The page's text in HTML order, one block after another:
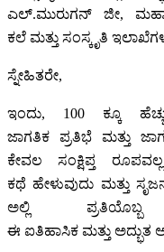
ಎಲ್.ಮುರುಗನ್ ಜೀ,
ಕಲೆ ಮತ್ತು ಸಂಸ್ಕೃತಿ
ಸ್ನೇಹಿತರೇ,
ಇಂದು, 100 ಕ್ಕೂ
ಜಾಗತಿಕ ಪ್ರತಿಭೆ ಮತ್ತು
ಕೇವಲ ಸಂಕ್ಷಿಪ್ತ
ಕಥೆ ಹೇಳುವುದು ಮತ್ತು
ಅಲ್ಲಿ
ಈ ಐತಿಹಾಸಿಕ ಮತ್ತು ಅದ್ಭುತ